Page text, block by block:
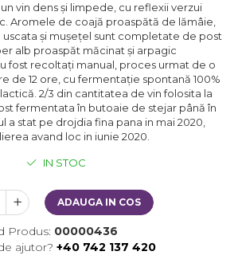
vin dens și limpede, cu reflexii verzui
Aromele de coajă proaspătă de lămâie,
și mușețel sunt completate de post
alb proaspăt măcinat și arpagic
fost recoltați manual, proces urmat de o
de 12 ore, cu fermentație spontană 100%
2/3 din cantitatea de vin folosita la
fermentata în butoaie de stejar până în
a stat pe drojdia fina pana in mai 2020,
avand loc in iunie 2020.
IN STOC
ADAUGA IN COS
Produs: 00000436
ajutor? +40 742 137 420